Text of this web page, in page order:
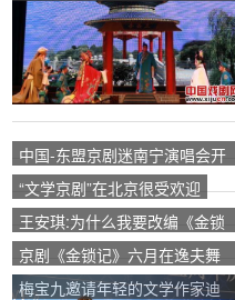
民”上演晋剧《伊三亭》
中国-东盟京剧迷南宁演唱会开
幕
“文学京剧”在北京很受欢迎
王安琪:为什么我要改编《金锁
记》
京剧《金锁记》六月在逸夫舞
台上演
梅宝九邀请年轻的文学作家迪